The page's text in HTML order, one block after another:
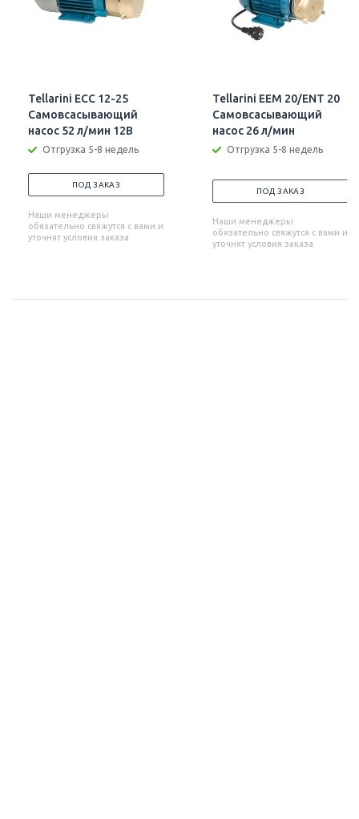
Tellarini ECC 12-25
Самовсасывающий
насос 52 л/мин 12В
Отгрузка 5-8 недель
ПОД ЗАКАЗ
Наши менеджеры
обязательно свяжутся с вами и
уточнят условия заказа
Tellarini EEM 20/ENT 20
Самовсасывающий
насос 26 л/мин
Отгрузка 5-8 недель
ПОД ЗАКАЗ
Наши менеджеры
обязательно свяжутся с вами и
уточнят условия заказа